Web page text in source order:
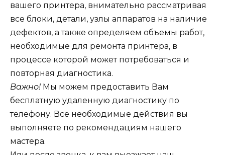
вашего принтера, внимательно рассматривая
все блоки, детали, узлы аппаратов на наличие
дефектов, а также определяем объемы работ,
необходимые для ремонта принтера, в
процессе которой может потребоваться и
повторная диагностика.
Важно! Мы можем предоставить Вам
бесплатную удаленную диагностику по
телефону. Все необходимые действия вы
выполняете по рекомендациям нашего
мастера.